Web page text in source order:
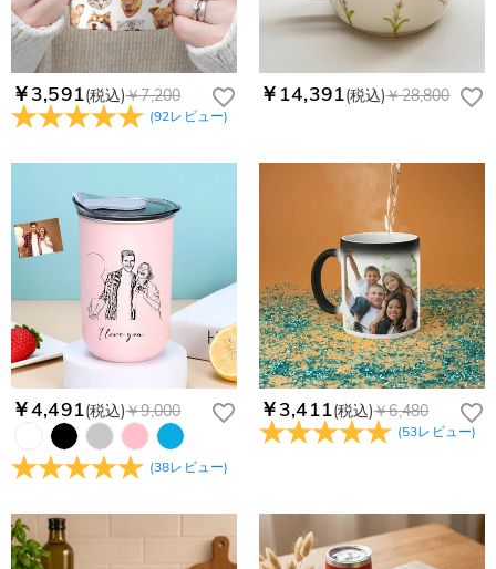
￥3,591(税込)￥7,200
(92レビュー)
￥14,391(税込)￥28,800
￥4,491(税込)￥9,000
(38レビュー)
￥3,411(税込)￥6,480
(53レビュー)